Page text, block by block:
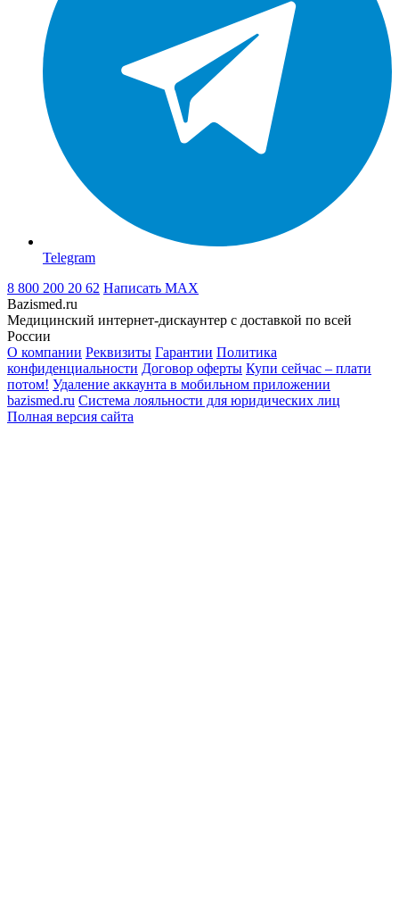
Telegram
8 800 200 20 62 Написать MAX
Bazismed.ru
Медицинский интернет-дискаунтер с доставкой по всей
России
О компании Реквизиты Гарантии Политика
конфиденциальности Договор оферты Купи сейчас – плати
потом! Удаление аккаунта в мобильном приложении
bazismed.ru Система лояльности для юридических лиц
Полная версия сайта